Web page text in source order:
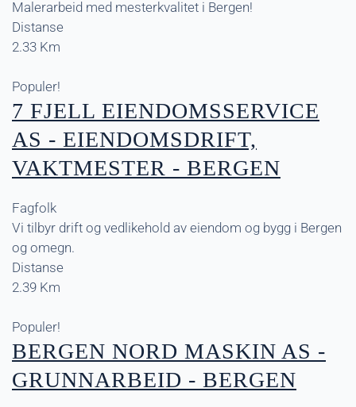
Malerarbeid med mesterkvalitet i Bergen!
Distanse
2.33 Km
Populer!
7 FJELL EIENDOMSSERVICE
AS - EIENDOMSDRIFT,
VAKTMESTER - BERGEN
Fagfolk
Vi tilbyr drift og vedlikehold av eiendom og bygg i Bergen
og omegn.
Distanse
2.39 Km
Populer!
BERGEN NORD MASKIN AS -
GRUNNARBEID - BERGEN